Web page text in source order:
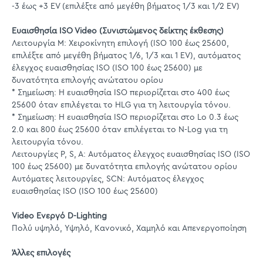
-3 έως +3 EV (επιλέξτε από μεγέθη βήματος 1/3 και 1/2 EV)
Ευαισθησία ISO Video (Συνιστώμενος δείκτης έκθεσης)
Λειτουργία M: Χειροκίνητη επιλογή (ISO 100 έως 25600,
επιλέξτε από μεγέθη βήματος 1/6, 1/3 και 1 EV), αυτόματος
έλεγχος ευαισθησίας ISO (ISO 100 έως 25600) με
δυνατότητα επιλογής ανώτατου ορίου
* Σημείωση: Η ευαισθησία ISO περιορίζεται στο 400 έως
25600 όταν επιλέγεται το HLG για τη λειτουργία τόνου.
* Σημείωση: Η ευαισθησία ISO περιορίζεται στο Lo 0.3 έως
2.0 και 800 έως 25600 όταν επιλέγεται το N-Log για τη
λειτουργία τόνου.
Λειτουργίες P, S, A: Αυτόματος έλεγχος ευαισθησίας ISO (ISO
100 έως 25600) με δυνατότητα επιλογής ανώτατου ορίου
Αυτόματες λειτουργίες, SCN: Αυτόματος έλεγχος
ευαισθησίας ISO (ISO 100 έως 25600)
Video Ενεργό D-Lighting
Πολύ υψηλό, Υψηλό, Κανονικό, Χαμηλό και Απενεργοποίηση
Άλλες επιλογές